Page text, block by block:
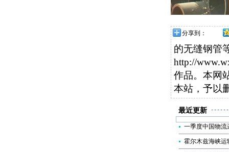
分享到：
的无缝钢管
http://
作品。本网
本站，予以
最近更新
一季度中国物
霍尔木兹海峡